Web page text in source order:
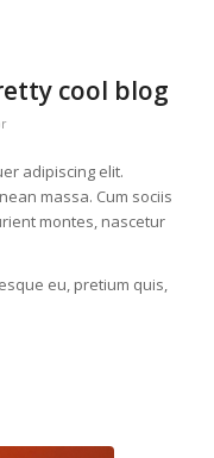
cool blog
adipiscing elit.
massa. Cum sociis
montes, nascetur
eu, pretium quis,